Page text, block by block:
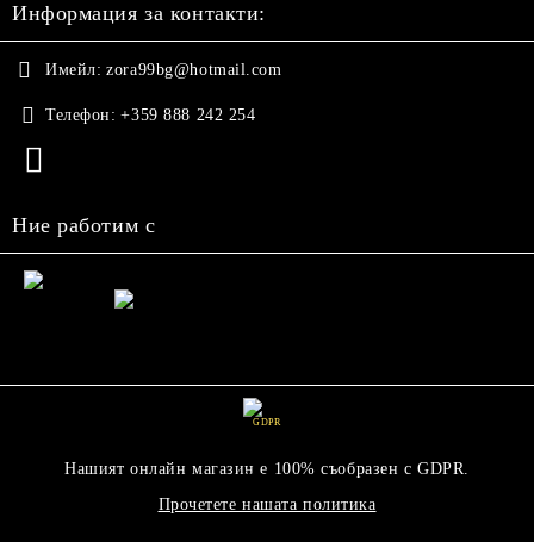
Информация за контакти:
Имейл: zora99bg@hotmail.com
Телефон: +359 888 242 254
Ние работим с
GDPR
Нашият онлайн магазин е 100% съобразен с GDPR.
Прочетете нашата политика